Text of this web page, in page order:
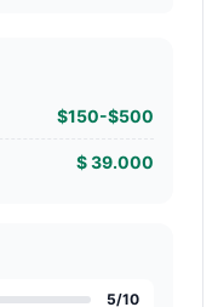
$150-$500
$ 39.000
5/10